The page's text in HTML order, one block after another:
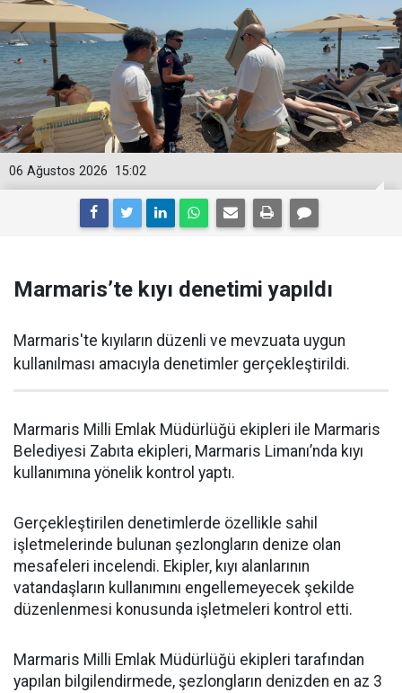
15:02
06 Ağustos 2026
Marmaris’te kıyı denetimi yapıldı
Marmaris'te kıyıların düzenli ve mevzuata uygun
kullanılması amacıyla denetimler gerçekleştirildi.
Marmaris Milli Emlak Müdürlüğü ekipleri ile Marmaris
Belediyesi Zabıta ekipleri, Marmaris Limanı’nda kıyı
kullanımına yönelik kontrol yaptı.
Gerçekleştirilen denetimlerde özellikle sahil
işletmelerinde bulunan şezlongların denize olan
mesafeleri incelendi. Ekipler, kıyı alanlarının
vatandaşların kullanımını engellemeyecek şekilde
düzenlenmesi konusunda işletmeleri kontrol etti.
Marmaris Milli Emlak Müdürlüğü ekipleri tarafından
yapılan bilgilendirmede, şezlongların denizden en az 3